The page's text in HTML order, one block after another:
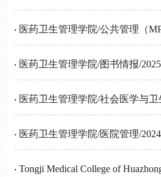
医药卫生管理学院/公共管理（
医药卫生管理学院/图书情报/2025
医药卫生管理学院/社会医学与卫
医药卫生管理学院/医院管理/2024
Tongji Medical College of